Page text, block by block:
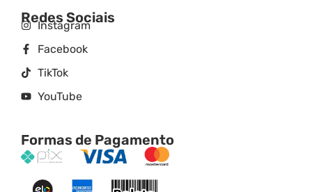
Redes Sociais
Instagram
Facebook
TikTok
YouTube
Formas de Pagamento